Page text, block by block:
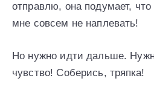
отправлю, она подумает,
мне совсем не наплевать!
Но нужно идти дальше.
чувство! Соберись, тряпка!